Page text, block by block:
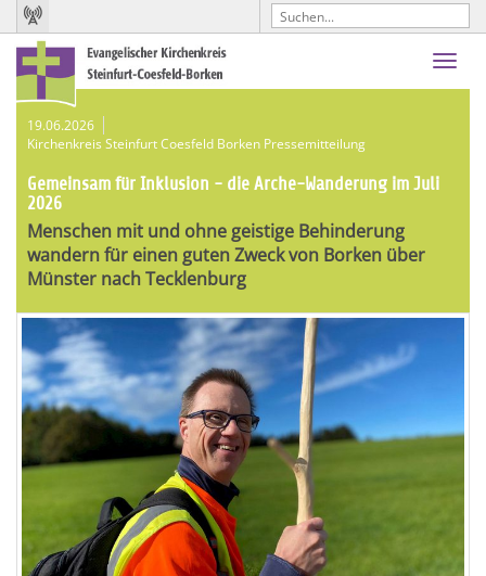
19.06.2026
Kirchenkreis Steinfurt Coesfeld Borken Pressemitteilung
Gemeinsam für Inklusion - die Arche-Wanderung im Juli
2026
Menschen mit und ohne geistige Behinderung
wandern für einen guten Zweck von Borken über
Münster nach Tecklenburg